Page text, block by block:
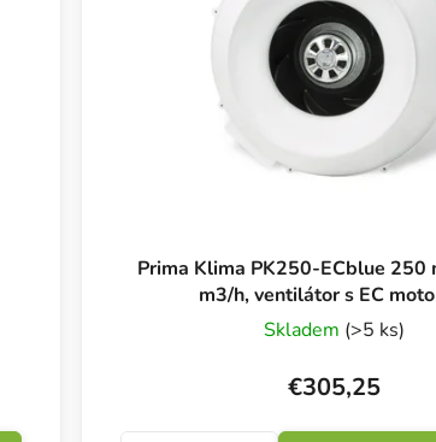
Prima Klima PK250-ECblue 250
m3/h, ventilátor s EC
Skladem (>5 ks)
€305,25